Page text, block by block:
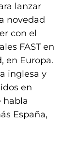
lanzar
novedad
con el
FAST en
en Europa.
inglesa y
en
habla
España,